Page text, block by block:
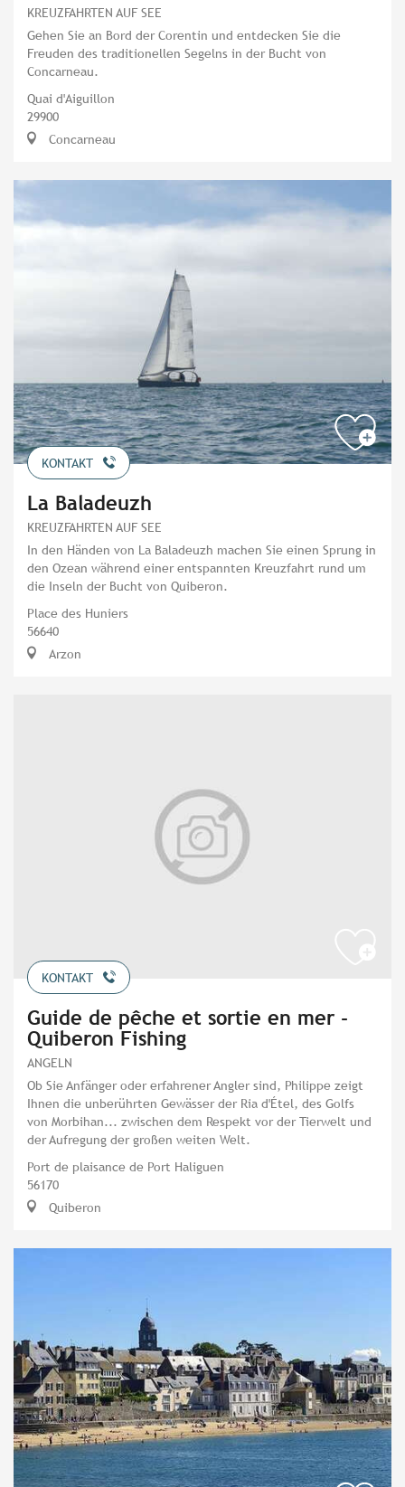
KREUZFAHRTEN AUF SEE
Gehen Sie an Bord der Corentin und entdecken Sie die
Freuden des traditionellen Segelns in der Bucht von
Concarneau.
Quai d'Aiguillon
29900
Concarneau
KONTAKT
La Baladeuzh
KREUZFAHRTEN AUF SEE
In den Händen von La Baladeuzh machen Sie einen Sprung in
den Ozean während einer entspannten Kreuzfahrt rund um
die Inseln der Bucht von Quiberon.
Place des Huniers
56640
Arzon
KONTAKT
Guide de pêche et sortie en mer -
Quiberon Fishing
ANGELN
Ob Sie Anfänger oder erfahrener Angler sind, Philippe zeigt
Ihnen die unberührten Gewässer der Ria d'Étel, des Golfs
von Morbihan... zwischen dem Respekt vor der Tierwelt und
der Aufregung der großen weiten Welt.
Port de plaisance de Port Haliguen
56170
Quiberon